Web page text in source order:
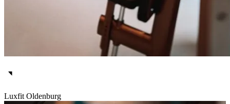
Luxfit Oldenburg